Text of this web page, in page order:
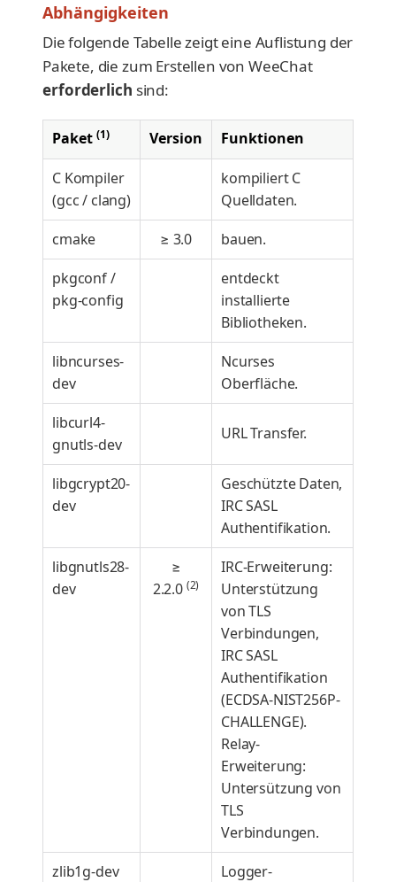
Abhängigkeiten
Die folgende Tabelle zeigt eine Auflistung der
Pakete, die zum Erstellen von WeeChat
erforderlich sind:
Paket (1) Version Funktionen
C Kompiler
(gcc / clang)
kompiliert C
Quelldaten.
cmake
≥ 3.0
bauen.
pkgconf /
pkg-config
entdeckt
installierte
Bibliotheken.
libncurses-
dev
Ncurses
Oberfläche.
libcurl4-
gnutls-dev
URL Transfer.
libgcrypt20-
dev
Geschützte Daten,
IRC SASL
Authentifikation.
libgnutls28-
dev
≥
2.2.0 (2)
IRC-Erweiterung:
Unterstützung
von TLS
Verbindungen,
IRC SASL
Authentifikation
(ECDSA-NIST256P-
CHALLENGE).
Relay-
Erweiterung:
Untersützung von
TLS
Verbindungen.
zlib1g-dev
Logger-